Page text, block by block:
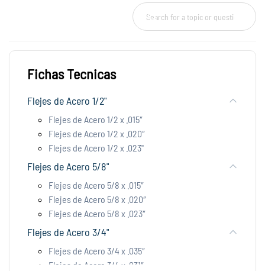
Fichas Tecnicas
Flejes de Acero 1/2"
Flejes de Acero 1/2 x .015″
Flejes de Acero 1/2 x .020″
Flejes de Acero 1/2 x .023"
Flejes de Acero 5/8"
Flejes de Acero 5/8 x .015″
Flejes de Acero 5/8 x .020″
Flejes de Acero 5/8 x .023″
Flejes de Acero 3/4"
Flejes de Acero 3/4 x .035″
Flejes de Acero 3/4 x .031″